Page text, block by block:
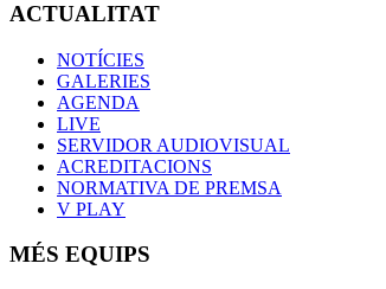
ACTUALITAT
NOTÍCIES
GALERIES
AGENDA
LIVE
SERVIDOR AUDIOVISUAL
ACREDITACIONS
NORMATIVA DE PREMSA
V PLAY
MÉS EQUIPS